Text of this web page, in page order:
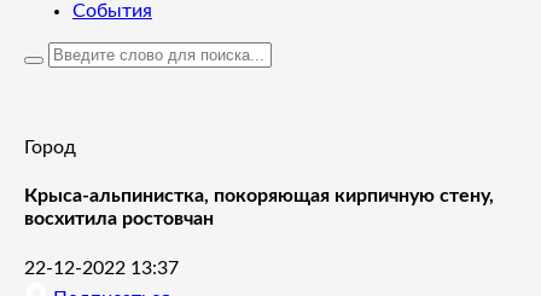
События
Город
Крыса-альпинистка, покоряющая кирпичную стену,
восхитила ростовчан
22-12-2022 13:37